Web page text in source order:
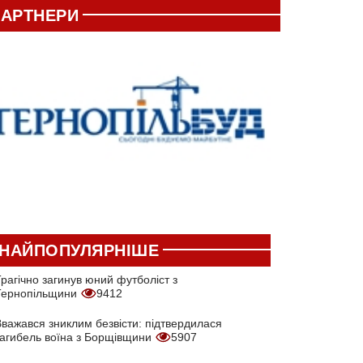
загинув юний футболіст з
9412
зниклим безвісти: підтвердилася
воїна з Борщівщини
5907